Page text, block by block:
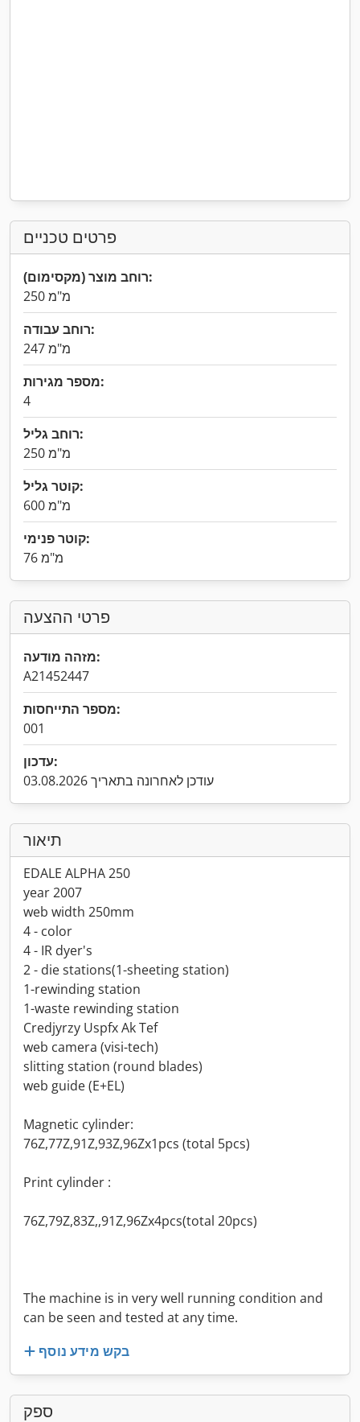
פרטים טכניים
רוחב מוצר (מקסימום):
250 מ"מ
רוחב עבודה:
247 מ"מ
מספר מגירות:
4
רוחב גליל:
250 מ"מ
קוטר גליל:
600 מ"מ
קוטר פנימי:
76 מ"מ
פרטי ההצעה
מזהה מודעה:
A21452447
מספר התייחסות:
001
עדכון:
עודכן לאחרונה בתאריך 03.08.2026
תיאור
EDALE ALPHA 250
year 2007
web width 250mm
4 - color
4 - IR dyer's
2 - die stations(1-sheeting station)
1-rewinding station
1-waste rewinding station
Credjyrzy Uspfx Ak Tef
web camera (visi-tech)
slitting station (round blades)
web guide (E+EL)
Magnetic cylinder:
76Z,77Z,91Z,93Z,96Zx1pcs (total 5pcs)
Print cylinder :
76Z,79Z,83Z,,91Z,96Zx4pcs(total 20pcs)
The machine is in very well running condition and
can be seen and tested at any time.
בקש מידע נוסף
ספק